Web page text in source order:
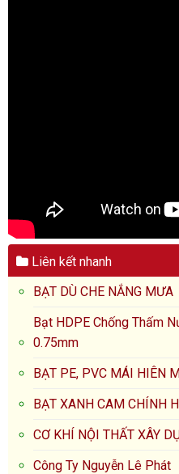
Liên kết nhanh
BẠT DÙ CHE NẮNG MƯA
Bạt HDPE Chống Thấm
0.75mm
BẠT PE, PVC MÁI HIÊN
BẠT XANH CAM CHÍNH
CƠ KHÍ NỘI THẤT XÂY
Công Ty Nguyễn Lê Phát